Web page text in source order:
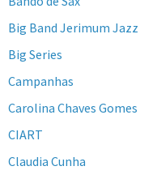
Big Band Jerimum Jazz
Big Series
Campanhas
Carolina Chaves Gomes
CIART
Claudia Cunha